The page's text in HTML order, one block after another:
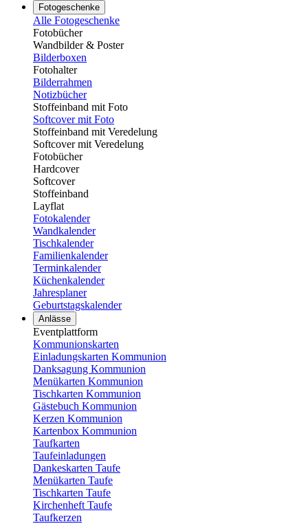
Fotogeschenke
Alle Fotogeschenke
Fotobücher
Wandbilder & Poster
Bilderboxen
Fotohalter
Bilderrahmen
Notizbücher
Stoffeinband mit Foto
Softcover mit Foto
Stoffeinband mit Veredelung
Softcover mit Veredelung
Fotobücher
Hardcover
Softcover
Stoffeinband
Layflat
Fotokalender
Wandkalender
Tischkalender
Familienkalender
Terminkalender
Küchenkalender
Jahresplaner
Geburtstagskalender
Anlässe
Eventplattform
Kommunionskarten
Einladungskarten Kommunion
Danksagung Kommunion
Menükarten Kommunion
Tischkarten Kommunion
Gästebuch Kommunion
Kerzen Kommunion
Kartenbox Kommunion
Taufkarten
Taufeinladungen
Dankeskarten Taufe
Menükarten Taufe
Tischkarten Taufe
Kirchenheft Taufe
Taufkerzen